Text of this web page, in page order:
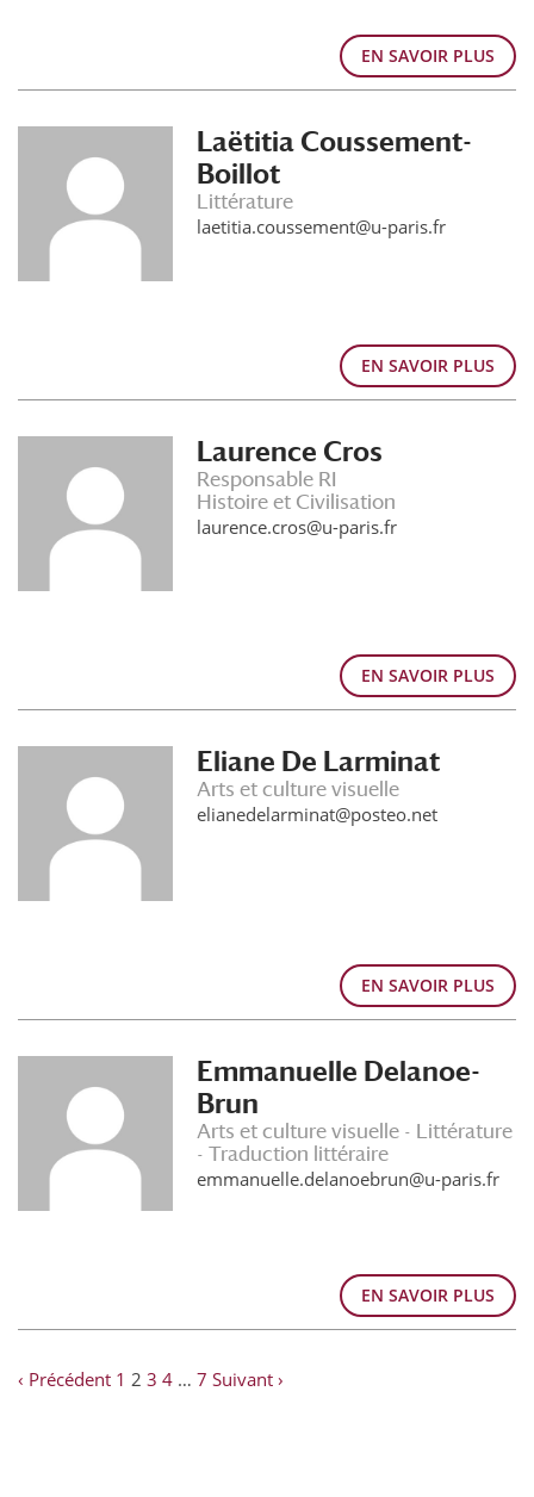
EN SAVOIR PLUS
Laëtitia Coussement-
Boillot
Littérature
laetitia.coussement@u-paris.fr
EN SAVOIR PLUS
Laurence Cros
Responsable RI
Histoire et Civilisation
laurence.cros@u-paris.fr
EN SAVOIR PLUS
Eliane De Larminat
Arts et culture visuelle
elianedelarminat@posteo.net
EN SAVOIR PLUS
Emmanuelle Delanoe-
Brun
Arts et culture visuelle - Littérature
- Traduction littéraire
emmanuelle.delanoebrun@u-paris.fr
EN SAVOIR PLUS
‹ Précédent 1 2 3 4 … 7 Suivant ›